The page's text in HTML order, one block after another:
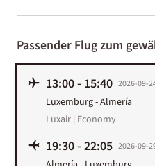
Passender Flug zum
13:00- 15:40 2026-09-
Luxemburg-Almería
Luxair | Economy
19:30- 22:05 2026-09-